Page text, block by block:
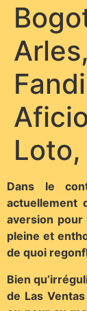
Dans le
actuellement
aversion pour
pleine et
de quoi
Bien
de Las